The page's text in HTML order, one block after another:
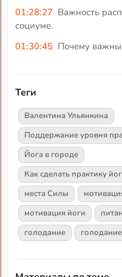
01:28:27 Важность
социуме.
01:30:45 Почему важны
Теги
Валентина Ульянкина
Поддержание уровня
Йога в городе
Как сделать практику
места Силы
мотивация йоги
голодание